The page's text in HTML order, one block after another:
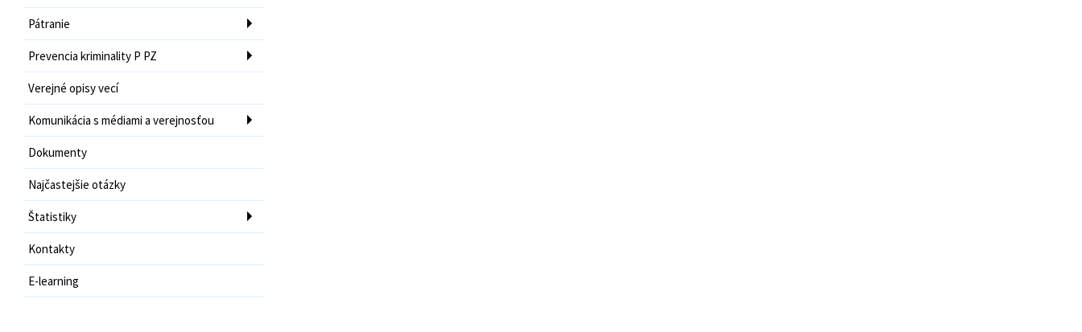
Pátranie
Prevencia kriminality P PZ
Verejné opisy vecí
Komunikácia s médiami a verejnosťou
Dokumenty
Najčastejšie otázky
Štatistiky
Kontakty
E-learning